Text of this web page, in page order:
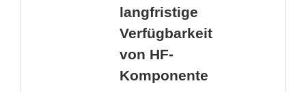
langfristige
Verfügbarkeit
von HF-
Komponente